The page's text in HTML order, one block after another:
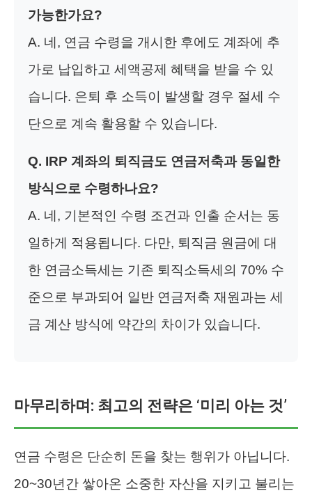
가능한가요?
A. 네, 연금 수령을 개시한 후에도 계좌에 추
가로 납입하고 세액공제 혜택을 받을 수 있
습니다. 은퇴 후 소득이 발생할 경우 절세 수
단으로 계속 활용할 수 있습니다.
Q. IRP 계좌의 퇴직금도 연금저축과 동일한
방식으로 수령하나요?
A. 네, 기본적인 수령 조건과 인출 순서는 동
일하게 적용됩니다. 다만, 퇴직금 원금에 대
한 연금소득세는 기존 퇴직소득세의 70% 수
준으로 부과되어 일반 연금저축 재원과는 세
금 계산 방식에 약간의 차이가 있습니다.
마무리하며: 최고의 전략은 ‘미리 아는 것’
연금 수령은 단순히 돈을 찾는 행위가 아닙니다.
20~30년간 쌓아온 소중한 자산을 지키고 불리는